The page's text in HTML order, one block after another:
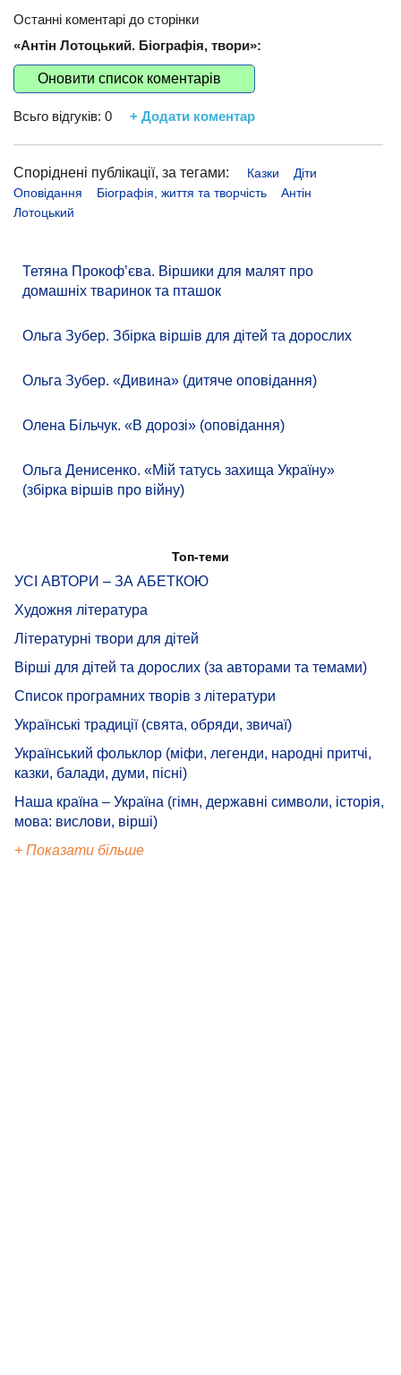
Останні коментарі до сторінки
«Антін Лотоцький. Біографія, твори»:
Оновити список коментарів
Всьго відгуків: 0 + Додати коментар
Споріднені публікації, за тегами: Казки
Діти
Оповідання
Біографія, життя та творчість
Антін
Лотоцький
Тетяна Прокоф’єва. Віршики для малят про
домашніх тваринок та пташок
Ольга Зубер. Збірка віршів для дітей та дорослих
Ольга Зубер. «Дивина» (дитяче оповідання)
Олена Більчук. «В дорозі» (оповідання)
Ольга Денисенко. «Мій татусь захища Україну»
(збірка віршів про війну)
Топ-теми
УСІ АВТОРИ – ЗА АБЕТКОЮ
Художня література
Літературні твори для дітей
Вірші для дітей та дорослих (за авторами та темами)
Список програмних творів з літератури
Українські традиції (свята, обряди, звичаї)
Український фольклор (міфи, легенди, народні притчі,
казки, балади, думи, пісні)
Наша країна – Україна (гімн, державні символи, історія,
мова: вислови, вірші)
+ Показати більше